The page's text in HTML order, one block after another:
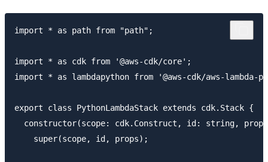
import * as path from "path";
import * as cdk from '@aws-cdk/core';
import * as lambdapython from '@aws-cdk/aws-lambda-
export class PythonLambdaStack extends cdk.Stack {
constructor(scope: cdk.Construct, id: string,
    super(scope, id, props);